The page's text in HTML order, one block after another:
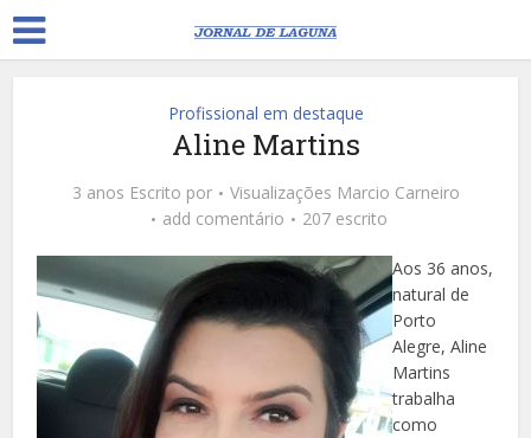
Profissional em destaque
Aline Martins
3 anos Escrito por Visualizações Marcio Carneiro
add comentário
207 escrito
Aos 36 anos,
natural de
Porto
Alegre, Aline
Martins
trabalha
como